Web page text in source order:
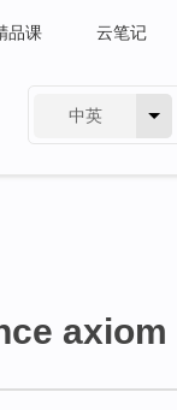
品课 云笔记
中英
axiom